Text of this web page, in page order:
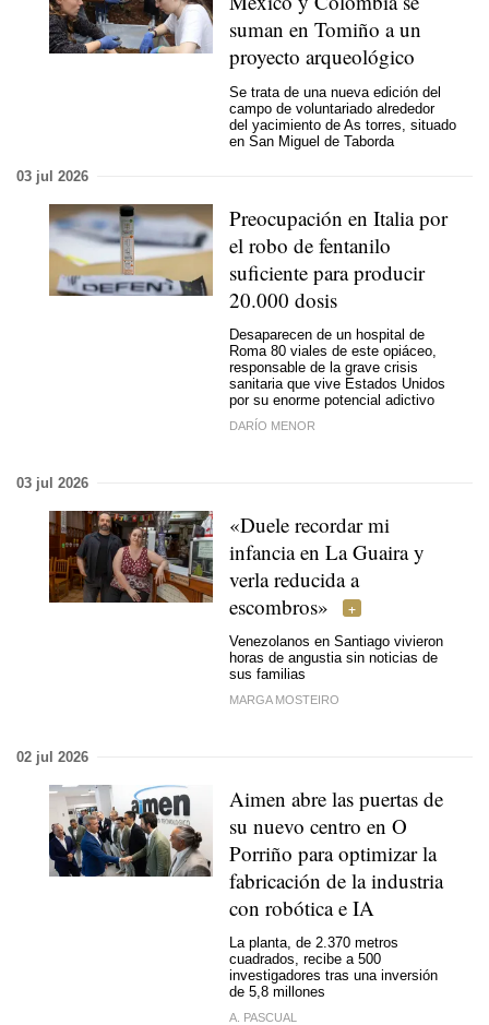
suman en Tomiño a un
proyecto arqueológico
Se trata de una nueva edición del
campo de voluntariado alrededor
del yacimiento de As torres, situado
en San Miguel de Taborda
03 jul 2026
Preocupación en Italia por
el robo de fentanilo
suficiente para producir
20.000 dosis
Desaparecen de un hospital de
Roma 80 viales de este opiáceo,
responsable de la grave crisis
sanitaria que vive Estados Unidos
por su enorme potencial adictivo
DARÍO MENOR
03 jul 2026
«Duele recordar mi
infancia en La Guaira y
verla reducida a
escombros»
Venezolanos en Santiago vivieron
horas de angustia sin noticias de
sus familias
MARGA MOSTEIRO
02 jul 2026
Aimen abre las puertas de
su nuevo centro en O
Porriño para optimizar la
fabricación de la industria
con robótica e IA
La planta, de 2.370 metros
cuadrados, recibe a 500
investigadores tras una inversión
de 5,8 millones
A. PASCUAL